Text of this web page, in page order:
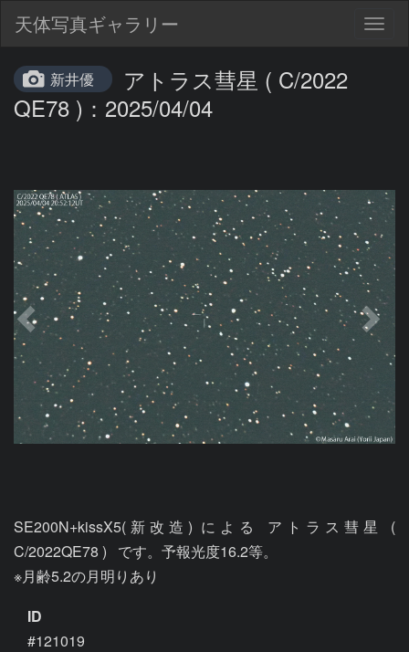
天体写真ギャラリー
新井優
アトラス彗星 ( C/2022
QE78 )：2025/04/04
SE200N+kissX5(新改造) による アトラス彗星 (
C/2022QE78 )   です。予報光度16.2等。
※月齢5.2の月明りあり
ID
#121019